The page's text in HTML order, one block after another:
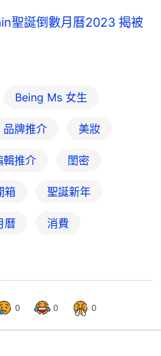
聖誕倒數月曆2023 揭被
Being Ms 女生
品牌推介 美妝
輯推介 閨密
箱 聖誕新年
曆 消費
0 0 0